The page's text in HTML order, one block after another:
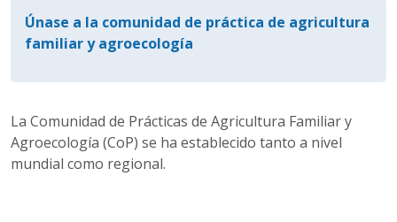
Únase a la comunidad de práctica de agricultura
familiar y agroecología
La Comunidad de Prácticas de Agricultura Familiar y
Agroecología (CoP) se ha establecido tanto a nivel
mundial como regional.